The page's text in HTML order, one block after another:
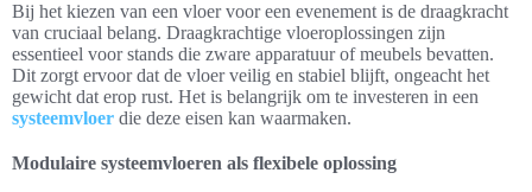
Bij het kiezen van een vloer voor een evenement is de draagkracht
van cruciaal belang. Draagkrachtige vloeroplossingen zijn
essentieel voor stands die zware apparatuur of meubels bevatten.
Dit zorgt ervoor dat de vloer veilig en stabiel blijft, ongeacht het
gewicht dat erop rust. Het is belangrijk om te investeren in een
systeemvloer die deze eisen kan waarmaken.
Modulaire systeemvloeren als flexibele oplossing